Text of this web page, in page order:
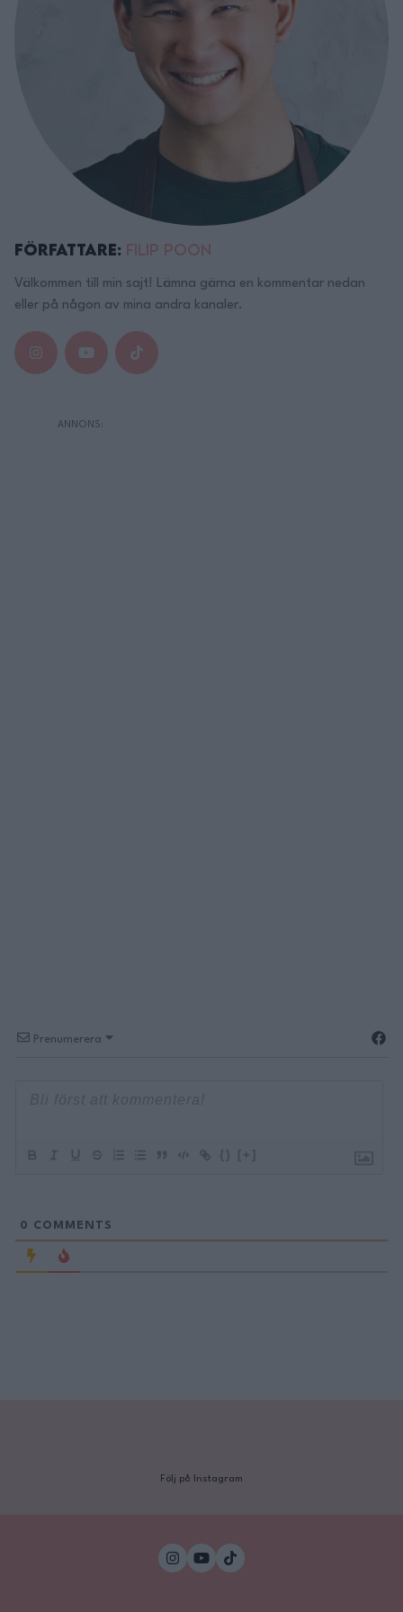
Författare: Filip Poon
Välkommen till min sajt! Lämna gärna en kommentar nedan
eller på någon av mina andra kanaler.
Prenumerera
{} [+]
0 COMMENTS
Följ på Instagram